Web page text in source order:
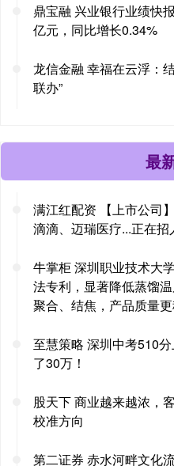
鼎宝融 兴业银行业绩快
亿元，同比增长0.34%
龙信金融 幸福在云浮：
联办”
最
满江红配资 【上市公司
滴滴、迈瑞医疗...正在招
牛掌柜 深圳职业技术大
法专利，显著降低蒸馏
聚合、结焦，产品质量
至慧策略 深圳中考510
了30万！
股天下 商业越来越浓，
校准方向
第二证券 赤水河畔文化